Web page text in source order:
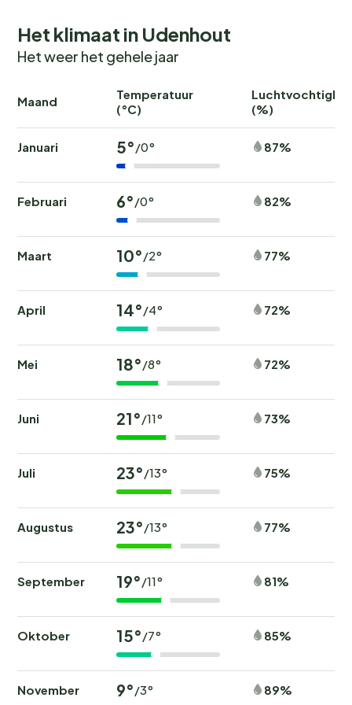
Wil je een vakantie waarinnatuur, rust en
gezinspleziersamenkomen? Dan is Recreatiepark
Vooral in schoolvakanties en lange weekenden zijn
accommodaties snel volgeboekt, dus reserveer op tijd
en geniet van een ontspannen verblijf naast de Loonse
en Drunense Duinen.
Het klimaat in Udenhout
Het weer het gehele jaar
Maand
Temperatuur
(°C)
(%)
Januari 5°/0° 87%
Februari 6°/0° 82%
Maart 10°/2° 77%
April 14°/4° 72%
Mei 18°/8° 72%
Juni 21°/11° 73%
Juli 23°/13° 75%
Augustus 23°/13° 77%
September 19°/11° 81%
Oktober 15°/7° 85%
November 9°/3° 89%